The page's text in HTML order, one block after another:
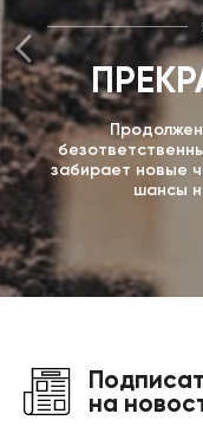
забирает новые
шансы
на